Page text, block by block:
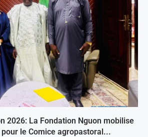
2026: La Fondation Nguon mobilise
le Comice agropastoral...